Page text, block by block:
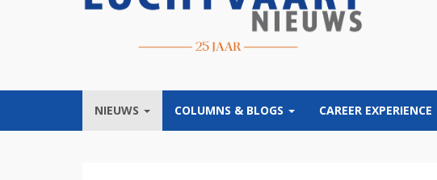
NIEUWS COLUMNS & BLOGS CAREER EXPERIENCE